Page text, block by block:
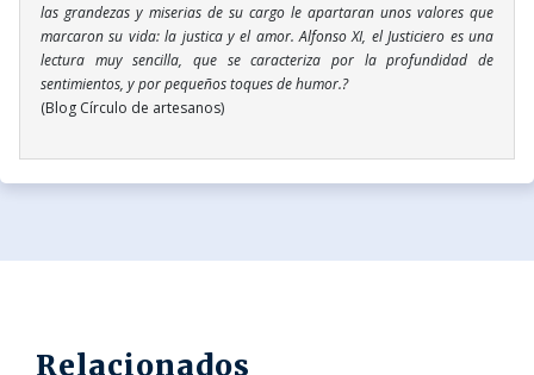
las grandezas y miserias de su cargo le apartaran unos valores que
marcaron su vida: la justica y el amor. Alfonso XI, el Justiciero es una
lectura muy sencilla, que se caracteriza por la profundidad de
sentimientos, y por pequeños toques de humor.?
(Blog Círculo de artesanos)
Relacionados